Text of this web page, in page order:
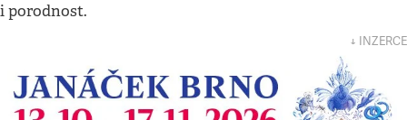
i porodnost.
↓ INZERCE